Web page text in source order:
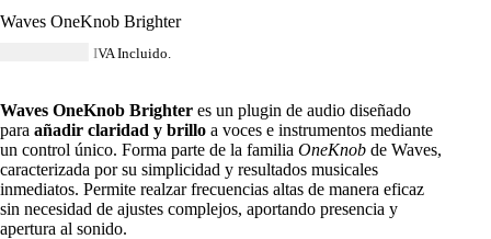
Waves OneKnob Brighter
IVA Incluido.
Waves OneKnob Brighter es un plugin de audio diseñado
para añadir claridad y brillo a voces e instrumentos mediante
un control único. Forma parte de la familia OneKnob de Waves,
caracterizada por su simplicidad y resultados musicales
inmediatos. Permite realzar frecuencias altas de manera eficaz
sin necesidad de ajustes complejos, aportando presencia y
apertura al sonido.